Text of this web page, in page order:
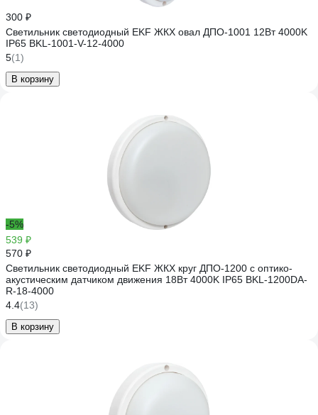
300 ₽
Светильник светодиодный EKF ЖКХ овал ДПО-1001 12Вт 4000K
IP65 BKL-1001-V-12-4000
5(1)
В корзину
-5%
539 ₽
570 ₽
Светильник светодиодный EKF ЖКХ круг ДПО-1200 с оптико-
акустическим датчиком движения 18Вт 4000K IP65 BKL-1200DA-
R-18-4000
4.4(13)
В корзину